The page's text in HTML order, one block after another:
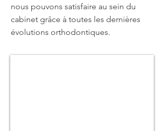
nous pouvons satisfaire au sein du
cabinet grâce à toutes les dernières
évolutions orthodontiques.